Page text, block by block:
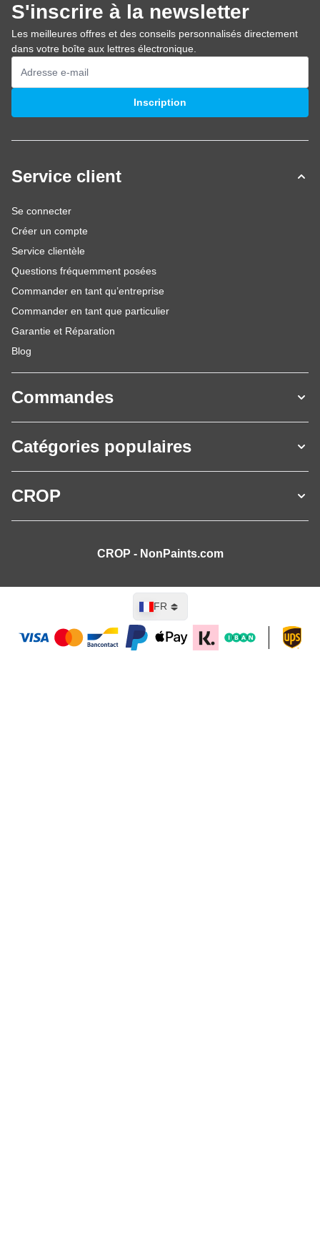
S'inscrire à la newsletter
Les meilleures offres et des conseils personnalisés directement
dans votre boîte aux lettres électronique.
Adresse mail
Inscription
Service client
Se connecter
Créer un compte
Service clientèle
Questions fréquemment posées
Commander en tant qu’entreprise
Commander en tant que particulier
Garantie et Réparation
Blog
Commandes
Catégories populaires
CROP
CROP - NonPaints.com
Langue
FR